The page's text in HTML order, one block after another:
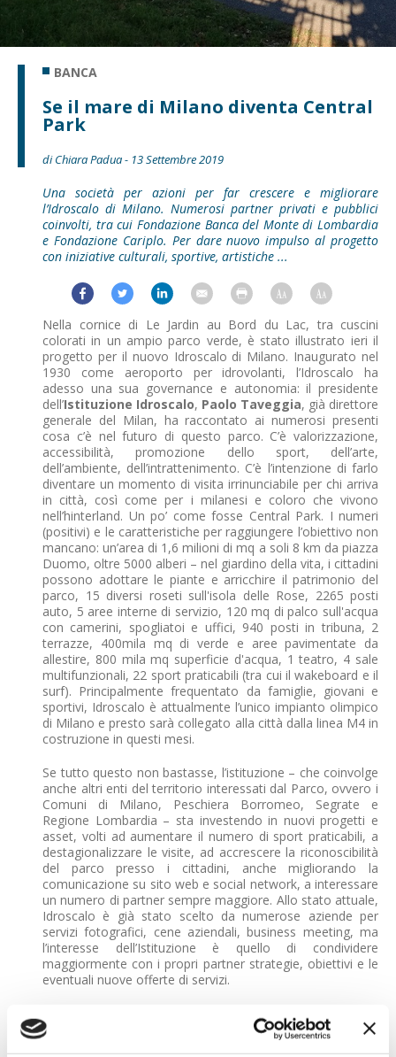
BANCA
Se il mare di Milano diventa Central
Park
di Chiara Padua - 13 Settembre 2019
Una società per azioni per far crescere e migliorare
l’Idroscalo di Milano. Numerosi partner privati e pubblici
coinvolti, tra cui Fondazione Banca del Monte di Lombardia
e Fondazione Cariplo. Per dare nuovo impulso al progetto
con iniziative culturali, sportive, artistiche ...
Nella cornice di Le Jardin au Bord du Lac, tra cuscini
colorati in un ampio parco verde, è stato illustrato ieri il
progetto per il nuovo Idroscalo di Milano. Inaugurato nel
1930 come aeroporto per idrovolanti, l’Idroscalo ha
adesso una sua governance e autonomia: il presidente
dell’Istituzione Idroscalo, Paolo Taveggia, già direttore
generale del Milan, ha raccontato ai numerosi presenti
cosa c’è nel futuro di questo parco. C’è valorizzazione,
accessibilità, promozione dello sport, dell’arte,
dell’ambiente, dell’intrattenimento. C’è l’intenzione di farlo
diventare un momento di visita irrinunciabile per chi arriva
in città, così come per i milanesi e coloro che vivono
nell’hinterland. Un po’ come fosse Central Park. I numeri
(positivi) e le caratteristiche per raggiungere l’obiettivo non
mancano: un’area di 1,6 milioni di mq a soli 8 km da piazza
Duomo, oltre 5000 alberi – nel giardino della vita, i cittadini
possono adottare le piante e arricchire il patrimonio del
parco, 15 diversi roseti sull'isola delle Rose, 2265 posti
auto, 5 aree interne di servizio, 120 mq di palco sull'acqua
con camerini, spogliatoi e uffici, 940 posti in tribuna, 2
terrazze, 400mila mq di verde e aree pavimentate da
allestire, 800 mila mq superficie d'acqua, 1 teatro, 4 sale
multifunzionali, 22 sport praticabili (tra cui il wakeboard e il
surf). Principalmente frequentato da famiglie, giovani e
sportivi, Idroscalo è attualmente l’unico impianto olimpico
di Milano e presto sarà collegato alla città dalla linea M4 in
costruzione in questi mesi.
Se tutto questo non bastasse, l’istituzione – che coinvolge
anche altri enti del territorio interessati dal Parco, ovvero i
Comuni di Milano, Peschiera Borromeo, Segrate e
Regione Lombardia – sta investendo in nuovi progetti e
asset, volti ad aumentare il numero di sport praticabili, a
destagionalizzare le visite, ad accrescere la riconoscibilità
del parco presso i cittadini, anche migliorando la
comunicazione su sito web e social network, a interessare
un numero di partner sempre maggiore. Allo stato attuale,
Idroscalo è già stato scelto da numerose aziende per
servizi fotografici, cene aziendali, business meeting, ma
l’interesse dell’Istituzione è quello di condividere
maggiormente con i propri partner strategie, obiettivi e le
eventuali nuove offerte di servizi.
Fondazione Banca del
Monte di Lombardia
, che ha permesso la creazione e
messa in posa di una serie di sculture che costeggiano per